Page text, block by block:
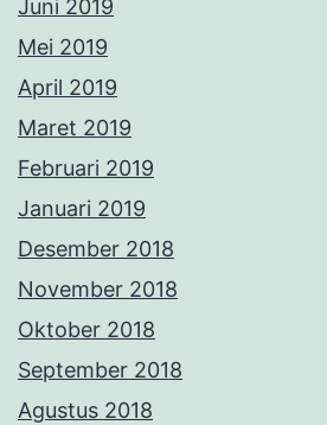
Juni 2019
Mei 2019
April 2019
Maret 2019
Februari 2019
Januari 2019
Desember 2018
November 2018
Oktober 2018
September 2018
Agustus 2018